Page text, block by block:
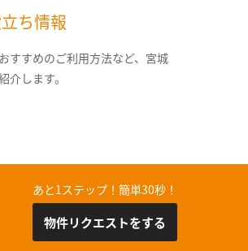
ち情報
すすめのご利用方法など、宮城
介します。
あと1ステップ！簡単30秒！
物件リクエストをする